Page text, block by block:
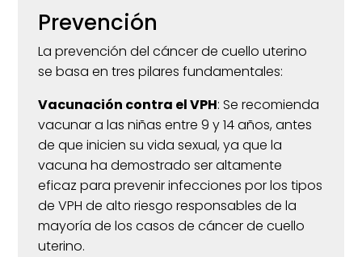
Prevención
La prevención del cáncer de cuello uterino
se basa en tres pilares fundamentales:
Vacunación contra el VPH:Se recomienda
vacunar a las niñas entre 9 y 14 años, antes
de que inicien su vida sexual, ya que la
vacuna ha demostrado ser altamente
eficaz para prevenir infecciones por los tipos
de VPH de alto riesgo responsables de la
mayoría de los casos de cáncer de cuello
uterino.